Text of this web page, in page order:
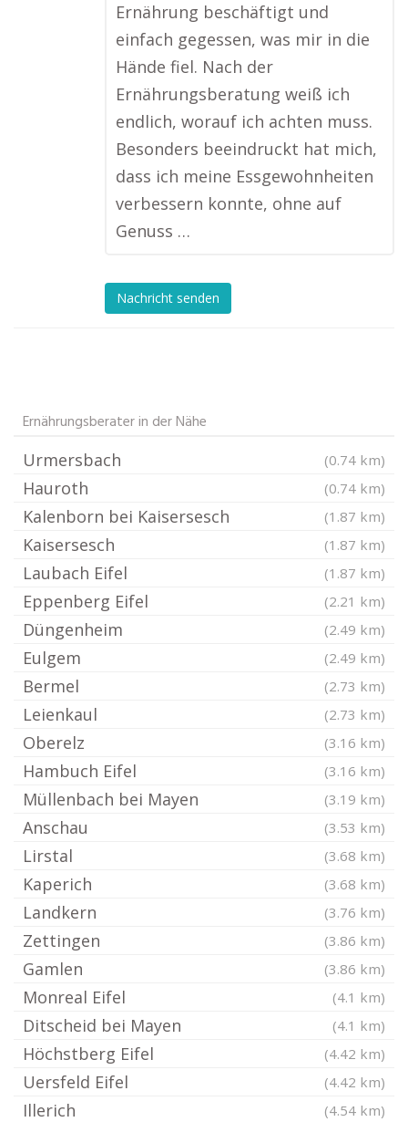
Ernährung beschäftigt und
einfach gegessen, was mir in die
Hände fiel. Nach der
Ernährungsberatung weiß ich
endlich, worauf ich achten muss.
Besonders beeindruckt hat mich,
dass ich meine Essgewohnheiten
verbessern konnte, ohne auf
Genuss …
Nachricht senden
Ernährungsberater in der Nähe
Urmersbach (0.74 km)
Hauroth (0.74 km)
Kalenborn bei Kaisersesch (1.87 km)
Kaisersesch (1.87 km)
Laubach Eifel (1.87 km)
Eppenberg Eifel (2.21 km)
Düngenheim (2.49 km)
Eulgem (2.49 km)
Bermel (2.73 km)
Leienkaul (2.73 km)
Oberelz (3.16 km)
Hambuch Eifel (3.16 km)
Müllenbach bei Mayen (3.19 km)
Anschau (3.53 km)
Lirstal (3.68 km)
Kaperich (3.68 km)
Landkern (3.76 km)
Zettingen (3.86 km)
Gamlen (3.86 km)
Monreal Eifel (4.1 km)
Ditscheid bei Mayen (4.1 km)
Höchstberg Eifel (4.42 km)
Uersfeld Eifel (4.42 km)
Illerich (4.54 km)